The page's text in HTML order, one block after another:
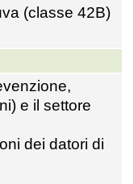
(classe 42B)
e il settore
dei datori di